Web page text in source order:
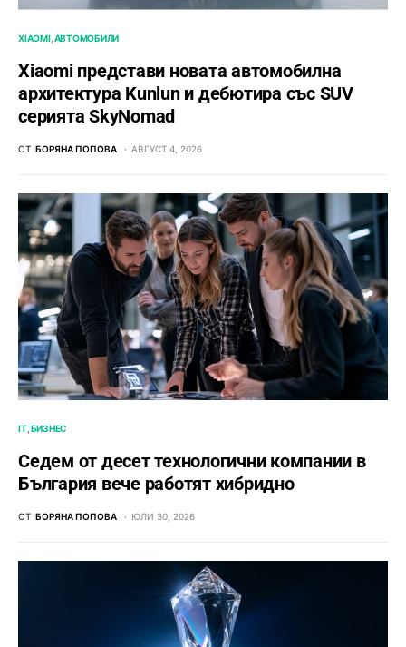
XIAOMI АВТОМОБИЛИ
Xiaomi представи новата автомобилна
архитектура Kunlun и дебютира със SUV
серията SkyNomad
ОТ БОРЯНА ПОПОВА АВГУСТ 4, 2026
IT БИЗНЕС
Седем от десет технологични компании в
България вече работят хибридно
ОТ БОРЯНА ПОПОВА ЮЛИ 30, 2026